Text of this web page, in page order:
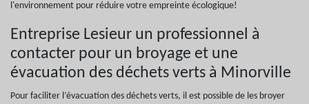
l'environnement pour réduire votre empreinte écologique!
Entreprise Lesieur un professionnel à
contacter pour un broyage et une
évacuation des déchets verts à Minorville
Pour faciliter l’évacuation des déchets verts, il est possible de les broyer